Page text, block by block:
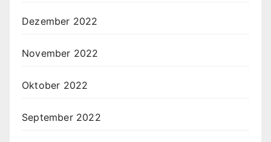
Dezember 2022
November 2022
Oktober 2022
September 2022